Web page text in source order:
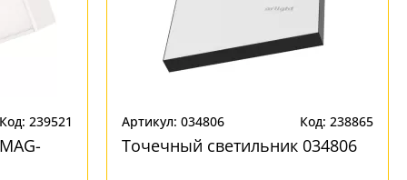
Код: 239521 Артикул: 034806 Код: 238865
Точечный светильник 034806